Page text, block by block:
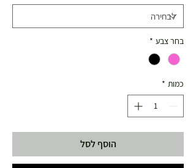
בחר צבע *
כמות *
הוסף לסל